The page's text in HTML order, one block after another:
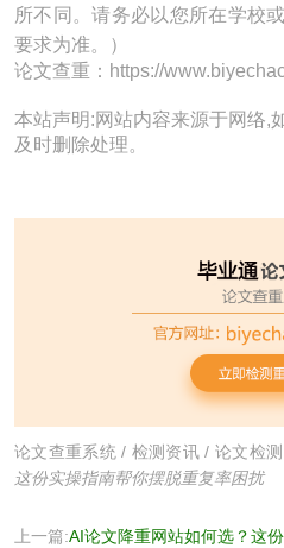
所不同。请务必以您所在学校
要求为准。）
论文查重：https://
本站声明:网站内容来源于网络,
及时删除处理。
论文查重系统 / 检测资讯 / 论文检测
这份实操指南帮你摆脱重复率困扰
上一篇:AI论文降重网站如何选？这